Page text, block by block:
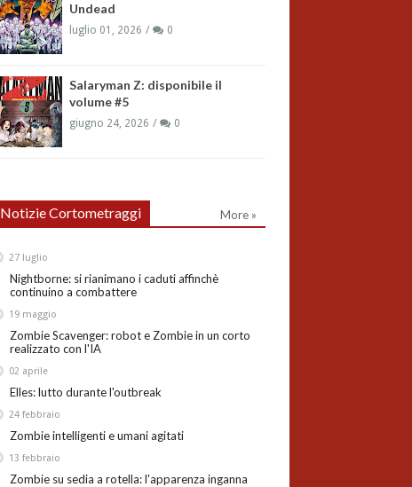
Undead
luglio 01, 2026 0
Salaryman Z: disponibile il
volume #5
giugno 24, 2026 0
Notizie Cortometraggi More »
Nightborne: si rianimano i caduti affinchè
continuino a combattere
27 luglio
Zombie Scavenger: robot e Zombie in un corto
realizzato con l'IA
19 maggio
Elles: lutto durante l'outbreak
02 aprile
Zombie intelligenti e umani agitati
24 febbraio
Zombie su sedia a rotella: l'apparenza inganna
13 febbraio